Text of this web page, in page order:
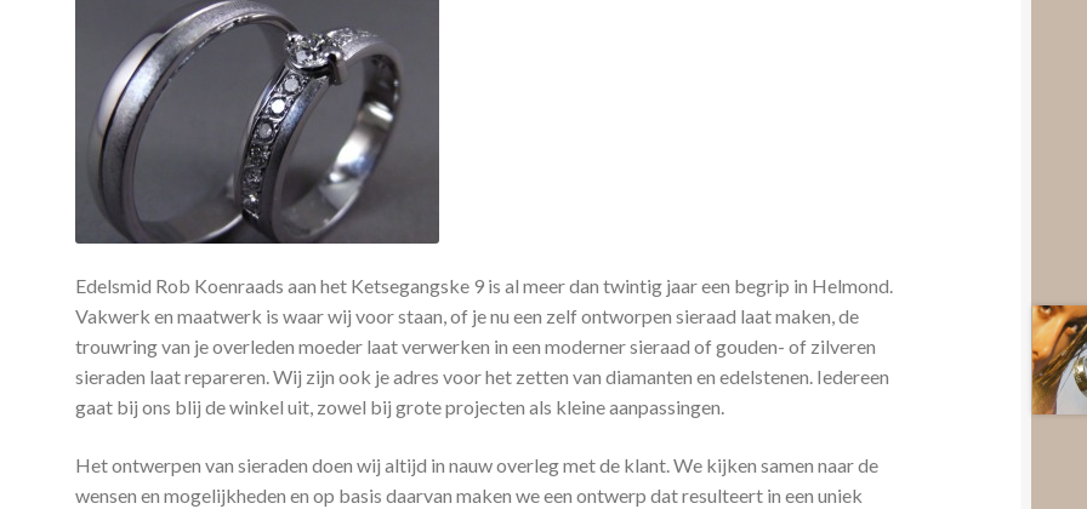
Edelsmid Rob Koenraads aan het Ketsegangske 9 is al meer dan twintig jaar een begrip in Helmond.
Vakwerk en maatwerk is waar wij voor staan, of je nu een zelf ontworpen sieraad laat maken, de
trouwring van je overleden moeder laat verwerken in een moderner sieraad of gouden- of zilveren
sieraden laat repareren. Wij zijn ook je adres voor het zetten van diamanten en edelstenen. Iedereen
gaat bij ons blij de winkel uit, zowel bij grote projecten als kleine aanpassingen.
Het ontwerpen van sieraden doen wij altijd in nauw overleg met de klant. We kijken samen naar de
wensen en mogelijkheden en op basis daarvan maken we een ontwerp dat resulteert in een uniek